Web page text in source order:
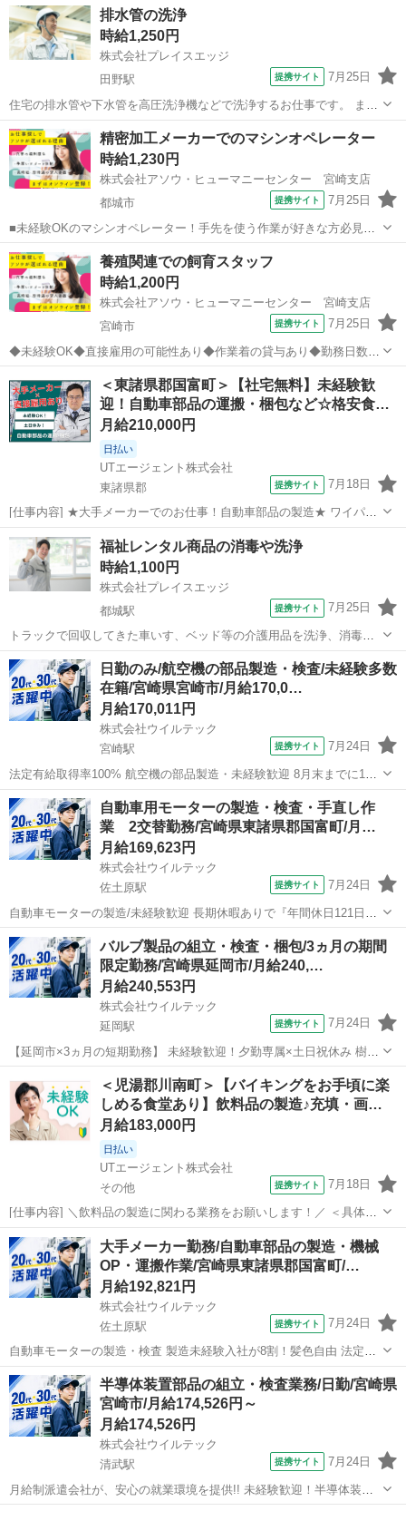
にもオススメ●車通勤OK！便利な無料駐車場あり。食堂がありランチ
タイムもゆっくり過ごせます●部...
宮崎 宮崎市 工場
排水管の洗浄
時給1,250円
株式会社プレイスエッジ
田野駅
提携サイト 7月25日
住宅の排水管や下水管を高圧洗浄機などで洗浄するお仕事です。 まず
は先輩スタッフと一緒に現場へ同行し、簡単な補助作業からスタート
していただきます。 未経験の方でも安心して業務に取り組めるよう、
基礎から丁寧にお教えします。 メ...
宮崎 宮崎市 田野駅
精密加工メーカーでのマシンオペレーター
時給1,230円
株式会社アソウ・ヒューマニーセンター 宮崎支店
都城市
提携サイト 7月25日
■未経験OKのマシンオペレーター！手先を使う作業が好きな方必見◎
直接雇用の可能性あり×長期安定を目指せます■夜勤＋残業ほどよくで
効率よく安定収入◎複数名募集×同期と一緒にスタートできる安心環
境！■車通勤OK＆無料駐車場完備で...
宮崎 都城市 工場
養殖関連での飼育スタッフ
時給1,200円
株式会社アソウ・ヒューマニーセンター 宮崎支店
宮崎市
提携サイト 7月25日
◆未経験OK◆直接雇用の可能性あり◆作業着の貸与あり◆勤務日数や
時間の調整可能！朝に強い方必見◎勤務日数や時間の調整可能！仕事
終わりが早いから毎日充実♪◆マイカー通勤に便利な無料駐車場完備で
通勤ラクラク♪◆ウナギを扱うお仕事...
工場
＜東諸県郡国富町＞【社宅無料】未経験歓
迎！自動車部品の運搬・梱包など☆格安食
堂…
月給210,000円
日払い
UTエージェント株式会社
東諸県郡
提携サイト 7月18日
[仕事内容] ★大手メーカーでのお仕事！自動車部品の製造★ ワイパー
やパワーウインドウなどを動かすためのモーター部品を製造していま
す！ 未経験歓迎！丁寧に教えてもらえるので安心です♪ ＜具体的に
は…＞ 下記いずれかの工程...
宮崎 東諸県郡
福祉レンタル商品の消毒や洗浄
時給1,100円
株式会社プレイスエッジ
都城駅
提携サイト 7月25日
トラックで回収してきた車いす、ベッド等の介護用品を洗浄、消毒し
たりする仕事になります。 ・福祉レンタル商品(ベッド、車いす等)の
消毒、洗浄 ・出荷のための梱包作業 ・入出荷伝票発行・管理 ☆慣れ
るまで丁寧に教えていただけ...
宮崎 都城市 都城駅 工場
日勤のみ/航空機の部品製造・検査/未経験多数
在籍/宮崎県宮崎市/月給170,0…
月給170,011円
株式会社ウイルテック
宮崎駅
提携サイト 7月24日
法定有給取得率100% 航空機の部品製造・未経験歓迎 8月末までに15
名採用予定（入社日相談可） 【仕事内容】 日勤のみ×土日祝休みで
『年間休日129日』 製造未経験入社が8割の職場です。 丁寧な教育・
研修体制で製造未経験...
宮崎 宮崎市 宮崎駅 工場
自動車用モーターの製造・検査・手直し作
業 2交替勤務/宮崎県東諸県郡国富町/月…
月給169,623円
株式会社ウイルテック
佐土原駅
提携サイト 7月24日
自動車モーターの製造/未経験歓迎 長期休暇ありで『年間休日121日』
法定有給取得率100% 【仕事内容】 8月末までに15名採用予定 8月就業
開始が難しい方も、入社日相談可能です。 メーカー直接雇用（正社
員）への登用制度...
宮崎 東諸県郡 佐土原駅 工場
バルブ製品の組立・検査・梱包/3ヵ月の期間
限定勤務/宮崎県延岡市/月給240,…
月給240,553円
株式会社ウイルテック
延岡駅
提携サイト 7月24日
【延岡市×3ヵ月の短期勤務】 未経験歓迎！夕勤専属×土日祝休み 樹脂
製品の製造/20～40代活躍中 【仕事内容】 3ヵ月の期間限定勤務 製造
未経験も大歓迎の軽作業！ 空調設備が整っていて、作業環境カイテキ
です。 ※生産状況...
延岡駅 工場
＜児湯郡川南町＞【バイキングをお手頃に楽
しめる食堂あり】飲料品の製造♪充填・画…
月給183,000円
日払い
UTエージェント株式会社
その他
提携サイト 7月18日
[仕事内容] ＼飲料品の製造に関わる業務をお願いします！／ ＜具体的
には…＞ ■調合 ■殺菌 ■充填 ■冷却 ■ラベル装着 ■画像検査 ■箱詰めの
オペレーター ■タンクや配管の洗浄 など 配属先によって業務内容は
多岐に渡り...
宮崎 その他 工場
大手メーカー勤務/自動車部品の製造・機械
OP・運搬作業/宮崎県東諸県郡国富町/…
月給192,821円
株式会社ウイルテック
佐土原駅
提携サイト 7月24日
自動車モーターの製造・検査 製造未経験入社が8割！髪色自由 法定有
給取得率１００％ 男女社員活躍中（20～40代） 【仕事内容】 8月末ま
でに15名採用予定 8月就業開始が難しい方も、入社日相談可能です。
メーカー直接雇...
宮崎 東諸県郡 佐土原駅 工場
半導体装置部品の組立・検査業務/日勤/宮崎県
宮崎市/月給174,526円～
月給174,526円
株式会社ウイルテック
清武駅
提携サイト 7月24日
月給制派遣会社が、安心の就業環境を提供!! 未経験歓迎！半導体装置
の部品製造・検査 年間休日127日/20代30代・男性活躍中 【仕事内容】